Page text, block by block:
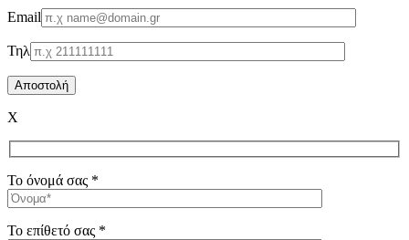
Email
Τηλ
X
Το όνομά σας *
Το επίθετό σας *